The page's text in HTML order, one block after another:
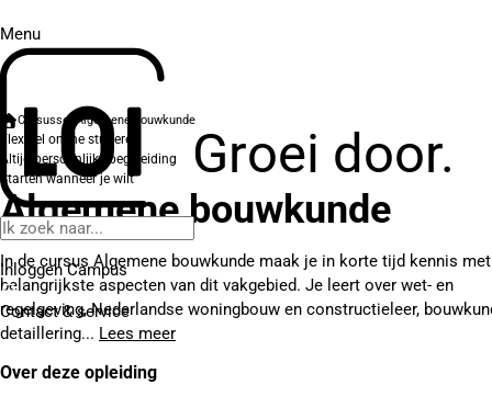
Menu
Groei door.
Inloggen Campus
Contact& service
Cursussen Algemene bouwkunde
Flexibel online studeren
Altijd persoonlijke begeleiding
Starten wanneer je wilt
Algemene bouwkunde
In de cursus Algemene bouwkunde maak je in korte tijd kennis
belangrijkste aspecten van dit vakgebied. Je leert over wet- en
regelgeving, Nederlandse woningbouw en constructieleer,
detaillering... Lees meer
Over deze opleiding